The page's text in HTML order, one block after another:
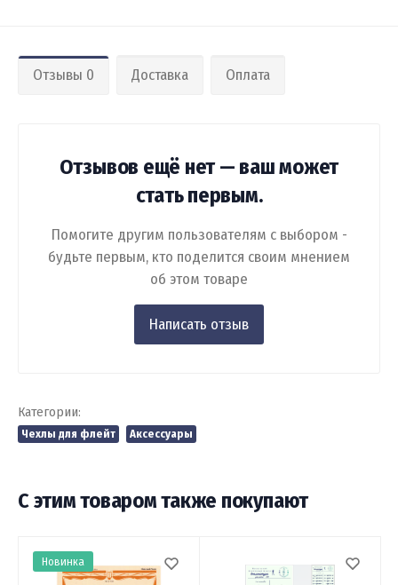
Отзывы 0 Доставка Оплата
Отзывов ещё нет — ваш может
стать первым.
Помогите другим пользователям с выбором -
будьте первым, кто поделится своим мнением
об этом товаре
Категории:
Чехлы для флейт Аксессуары
С этим товаром также покупают
Новинка